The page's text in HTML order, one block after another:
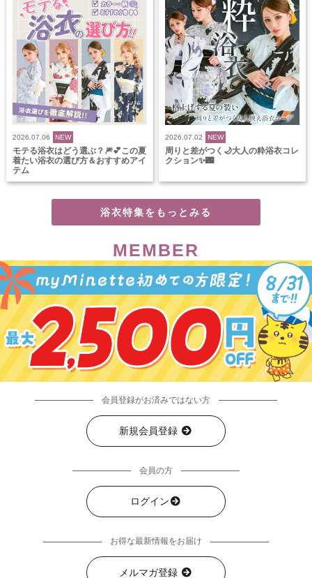
2026.07.06 NEW
モテる浴衣はどう選ぶ？🎆💕この夏
着たい浴衣の選び方＆おすすめアイ
テム
2026.07.02 NEW
周りと差がつく🌙大人の粋浴衣コレ
クション✨🌃
浴衣特集をもっとみる
MEMBER
会員登録がお済みではない方
新規会員登録
会員の方
ログイン
お得な最新情報をお届け
メルマガ登録